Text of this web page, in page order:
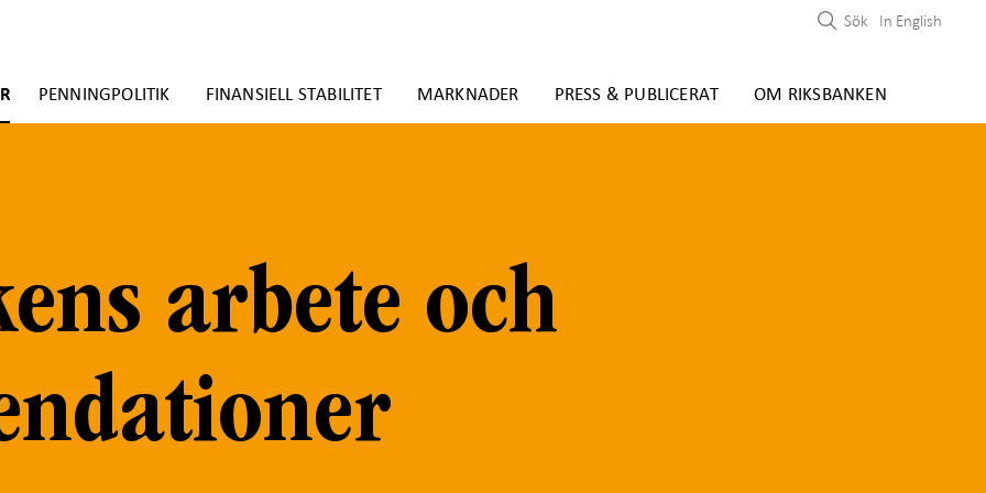
PENNINGPOLITIK FINANSIELL STABILITET MARKNADER PRESS & PUBLICERAT OM RIKSBANKEN
Sök In English
arbete och